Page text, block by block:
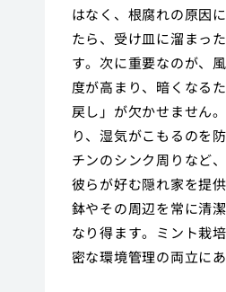
はなく、根腐れの原因
たら、受け皿に溜まっ
す。次に重要なのが、
度が高まり、暗くなる
戻し」が欠かせません
り、湿気がこもるのを
チンのシンク周りなど
彼らが好む隠れ家を提
鉢やその周辺を常に清
なり得ます。ミント栽
密な環境管理の両立にあ